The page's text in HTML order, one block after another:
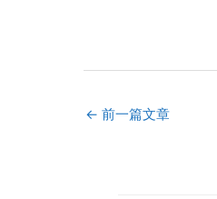
← 前一篇文章